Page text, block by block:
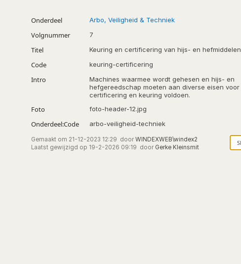
Onderdeel Arbo, Veiligheid & Techniek
Volgnummer 7
Titel Keuring en certificering van hijs- en hefmiddelen
Code keuring-certificering
Intro
Machines waarmee wordt gehesen en hijs- en
hefgereedschap moeten aan diverse eisen voor
certificering en keuring voldoen.
Foto foto-header-12.jpg
Onderdeel:Code arbo-veiligheid-techniek
Gemaakt om 21-12-2023 12:29 door WINDEXWEB\windex2
Laatst gewijzigd op 19-2-2026 09:19 door Gerke Kleinsmit